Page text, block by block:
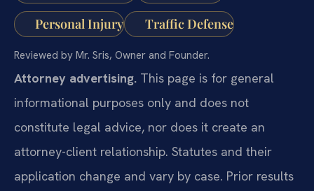
Personal Injury Traffic Defense
Reviewed by Mr. Sris, Owner and Founder.
Attorney advertising. This page is for general
informational purposes only and does not
constitute legal advice, nor does it create an
attorney-client relationship. Statutes and their
application change and vary by case. Prior results